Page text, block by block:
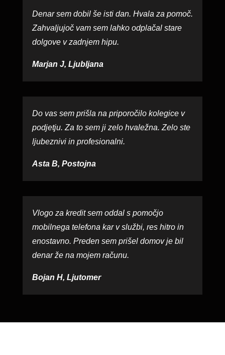
Denar sem dobil še isti dan. Hvala za pomoč.
Zahvaljujoč vam sem lahko odplačal stare
dolgove v zadnjem hipu.
Marjan J, Ljubljana
Do vas sem prišla na priporočilo kolegice v
podjetju. Za to sem ji zelo hvaležna. Zelo ste
ljubeznivi in profesionalni.
Asta B, Postojna
Vlogo za kredit sem oddal s pomočjo
mobilnega telefona kar v službi, res hitro in
enostavno. Preden sem prišel domov je bil
denar že na mojem računu.
Bojan H, Ljutomer